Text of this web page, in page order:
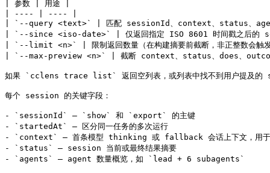
| 参数 | 用途 |
| ---- | ---- |
| `--query <text>` | 匹配 sessionId、context、status、
| `--since <iso-date>` | 仅返回指定 ISO 8601 时间戳之后的
| `--limit <n>` | 限制返回数量（在构建摘要前截断，非正整数会触
| `--max-preview <n>` | 截断 context、status、does、
如果 `cclens trace list` 返回空列表，或列表中找不到用户提及的
每个 session 的关键字段：
- `sessionId` — `show` 和 `export` 的主键
- `startedAt` — 区分同一任务的多次运行
- `context` — 首条模型 thinking 或 fallback 会话上下文，用于
- `status` — session 当前或最终结果摘要
- `agents` — agent 数量概览，如 `lead + 6 subagents`